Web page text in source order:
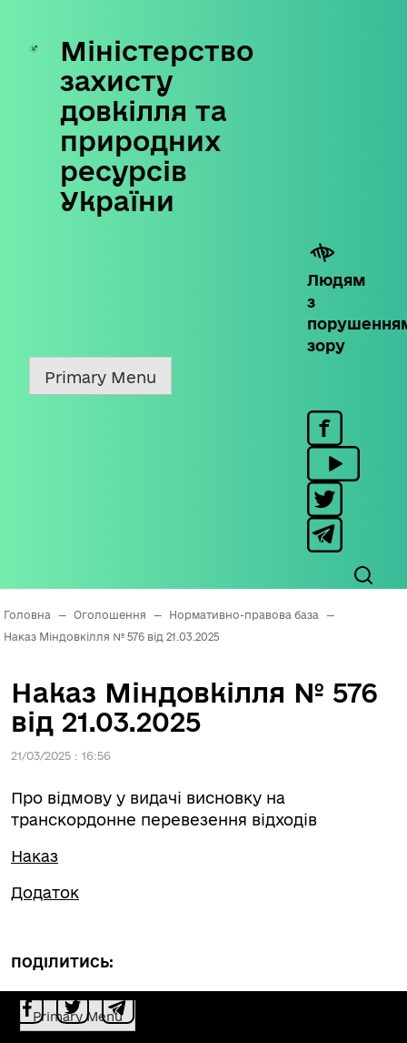
Skip
content
Міністерство
захисту
довкілля та
природних
ресурсів
України
Людям
з
зору
Primary Menu
Головна — Оголошення — Нормативно-правова база
—
Наказ Міндовкілля № 576 від 21.03.2025
Наказ Міндовкілля № 576
від 21.03.2025
21/03/2025 : 16:56
Про відмову у видачі висновку на
транскордонне перевезення відходів
Наказ
Додаток
ПОДІЛИТИСЬ:
Primary Menu